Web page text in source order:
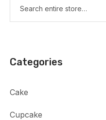
Categories
Cake
Cupcake